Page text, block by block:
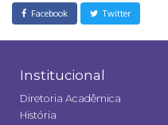
Facebook Twitter
Institucional
Diretoria Acadêmica
História